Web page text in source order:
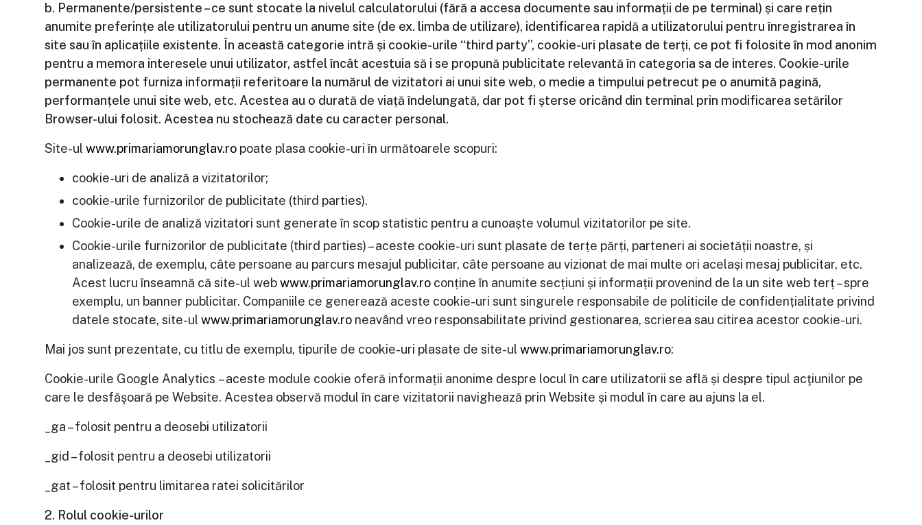
b. Permanente/persistente – ce sunt stocate la nivelul calculatorului (fără a accesa documente sau informații de pe terminal) și care rețin
anumite preferințe ale utilizatorului pentru un anume site (de ex. limba de utilizare), identificarea rapidă a utilizatorului pentru înregistrarea în
site sau în aplicațiile existente. În această categorie intră și cookie-urile “third party”, cookie-uri plasate de terți, ce pot fi folosite în mod anonim
pentru a memora interesele unui utilizator, astfel încât acestuia să i se propună publicitate relevantă în categoria sa de interes. Cookie-urile
permanente pot furniza informații referitoare la numărul de vizitatori ai unui site web, o medie a timpului petrecut pe o anumită pagină,
performanțele unui site web, etc. Acestea au o durată de viață îndelungată, dar pot fi șterse oricând din terminal prin modificarea setărilor
Browser-ului folosit. Acestea nu stochează date cu caracter personal.
Site-ul www.primariamorunglav.ro poate plasa cookie-uri în următoarele scopuri:
cookie-uri de analiză a vizitatorilor;
cookie-urile furnizorilor de publicitate (third parties).
Cookie-urile de analiză vizitatori sunt generate în scop statistic pentru a cunoaște volumul vizitatorilor pe site.
Cookie-urile furnizorilor de publicitate (third parties) – aceste cookie-uri sunt plasate de terțe părți, parteneri ai societății noastre, și
analizează, de exemplu, câte persoane au parcurs mesajul publicitar, câte persoane au vizionat de mai multe ori același mesaj publicitar, etc.
Acest lucru înseamnă că site-ul webwww.primariamorunglav.ro conține în anumite secțiuni și informații provenind de la un site web terț – spre
exemplu, un banner publicitar. Companiile ce generează aceste cookie-uri sunt singurele responsabile de politicile de confidențialitate privind
datele stocate, site-ul www.primariamorunglav.ro neavând vreo responsabilitate privind gestionarea, scrierea sau citirea acestor cookie-uri.
Mai jos sunt prezentate, cu titlu de exemplu, tipurile de cookie-uri plasate de site-ul www.primariamorunglav.ro:
Cookie-urile Google Analytics – aceste module cookie oferă informații anonime despre locul în care utilizatorii se află și despre tipul acţiunilor pe
care le desfăşoară pe Website. Acestea observă modul în care vizitatorii navighează prin Website și modul în care au ajuns la el.
_ga – folosit pentru a deosebi utilizatorii
_gid – folosit pentru a deosebi utilizatorii
_gat – folosit pentru limitarea ratei solicitărilor
2. Rolul cookie-urilor